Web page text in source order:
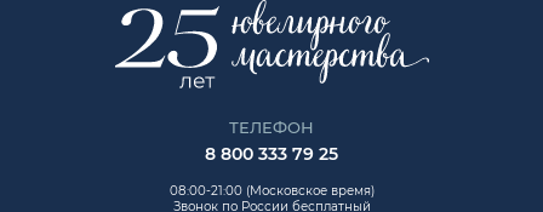
ТЕЛЕФОН
8 800 333 79 25
08:00-21:00 (Московское время)
Звонок по России бесплатный